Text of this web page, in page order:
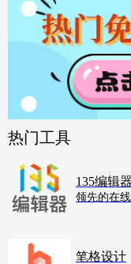
热门工具
135编辑器
领先的在
笔格设计